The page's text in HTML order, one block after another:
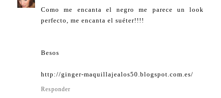
Como me encanta el negro me parece un look
perfecto, me encanta el suéter!!!!
Besos
http://ginger-maquillajealos50.blogspot.com.es/
Responder